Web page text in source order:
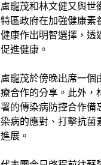
盧寵茂和林文健又與世
特區政府在加強健康素
健康作出明智選擇，透
促進健康。
盧寵茂於傍晚出席一個
療合作的分享。此外，
署的傳染病防控合作備
染病的應對、打擊抗菌
進展。